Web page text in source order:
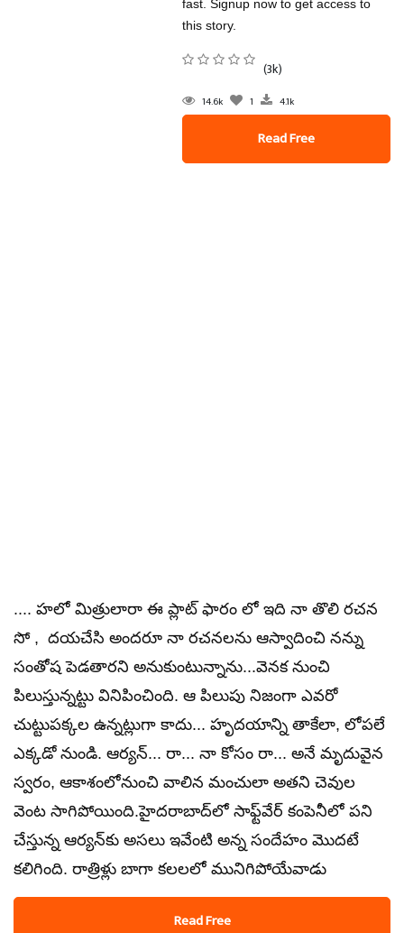
fast. Signup now to get access to
this story.
(3k)
14.6k 1 4.1k
Read Free
.... హలో మిత్రులారా ఈ ప్లాట్ ఫారం లో ఇది నా తొలి రచన
సో , దయచేసి అందరూ నా రచనలను ఆస్వాదించి నన్ను
సంతోష పెడతారని అనుకుంటున్నాను...వెనక నుంచి
పిలుస్తున్నట్టు వినిపించింది. ఆ పిలుపు నిజంగా ఎవరో
చుట్టుపక్కల ఉన్నట్లుగా కాదు... హృదయాన్ని తాకేలా, లోపలే
ఎక్కడో నుండి. ఆర్యన్... రా... నా కోసం రా... అనే మృదువైన
స్వరం, ఆకాశంలోనుంచి వాలిన మంచులా అతని చెవుల
వెంట సాగిపోయింది.హైదరాబాద్‌లో సాఫ్ట్‌వేర్ కంపెనీలో పని
చేస్తున్న ఆర్యన్‌కు అసలు ఇవేంటి అన్న సందేహం మొదటే
కలిగింది. రాత్రిళ్లు బాగా కలలలో మునిగిపోయేవాడు
Read Free